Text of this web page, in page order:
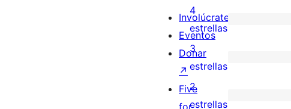
valoración
de
5
estrellas
0
valoraciones
de
4
estrellas
4
estrellas
0
valoraciones
de
3
estrellas
1
2
estrellas
Involúcrate
Eventos
Donar
↗
Five